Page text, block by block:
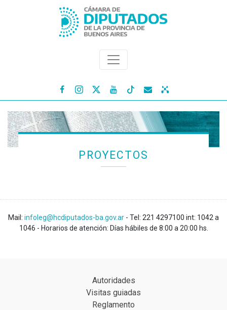
   
PROYECTOS
Mail: infoleg@hcdiputados-ba.gov.ar - Tel: 221 4297100 int: 1042 a
1046 - Horarios de atención: Días hábiles de 8:00 a 20:00 hs.
Autoridades
Visitas guiadas
Reglamento